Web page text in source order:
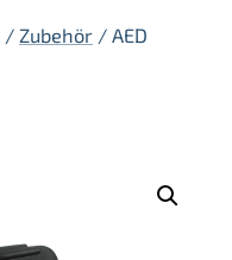
/ Zubehör / AED